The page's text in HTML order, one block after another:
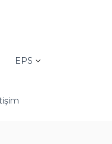
EPS